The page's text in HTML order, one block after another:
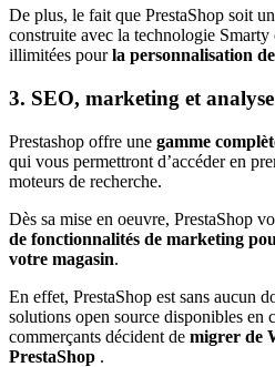
De plus, le fait que PrestaShop soit
construite avec la technologie
illimitées pourla personnalisation
3. SEO, marketing et analyse
Prestashop offre une gamme
qui vous permettront d’accéder en
moteurs de recherche.
Dès sa mise en oeuvre, PrestaShop
de fonctionnalités de marketing
votre magasin.
En effet, PrestaShop est sans aucun
solutions open source disponibles en
commerçants décident de migrer de
PrestaShop .